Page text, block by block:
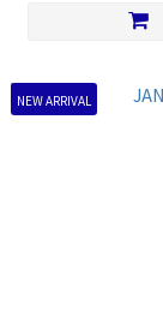
NEW ARRIVAL